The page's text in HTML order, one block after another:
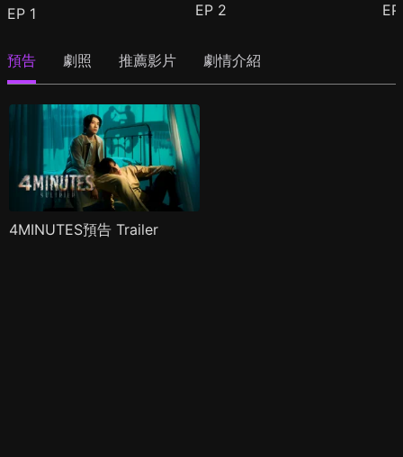
EP 1 EP 2
預告 劇照 推薦影片 劇情介紹
4MINUTES預告 Trailer